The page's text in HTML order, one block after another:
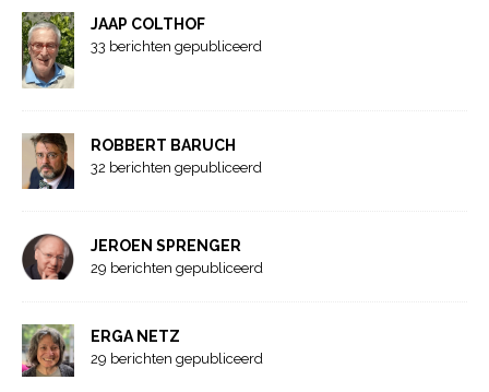
JAAP COLTHOF
33 berichten gepubliceerd
ROBBERT BARUCH
32 berichten gepubliceerd
JEROEN SPRENGER
29 berichten gepubliceerd
ERGA NETZ
29 berichten gepubliceerd